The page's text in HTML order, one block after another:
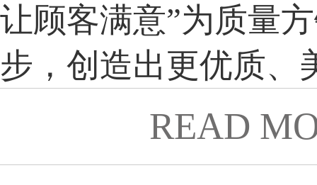
让顾客满意”为质量
步，创造出更优质、
READ